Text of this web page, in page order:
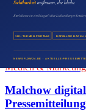
Medien & Marketing
Malchow